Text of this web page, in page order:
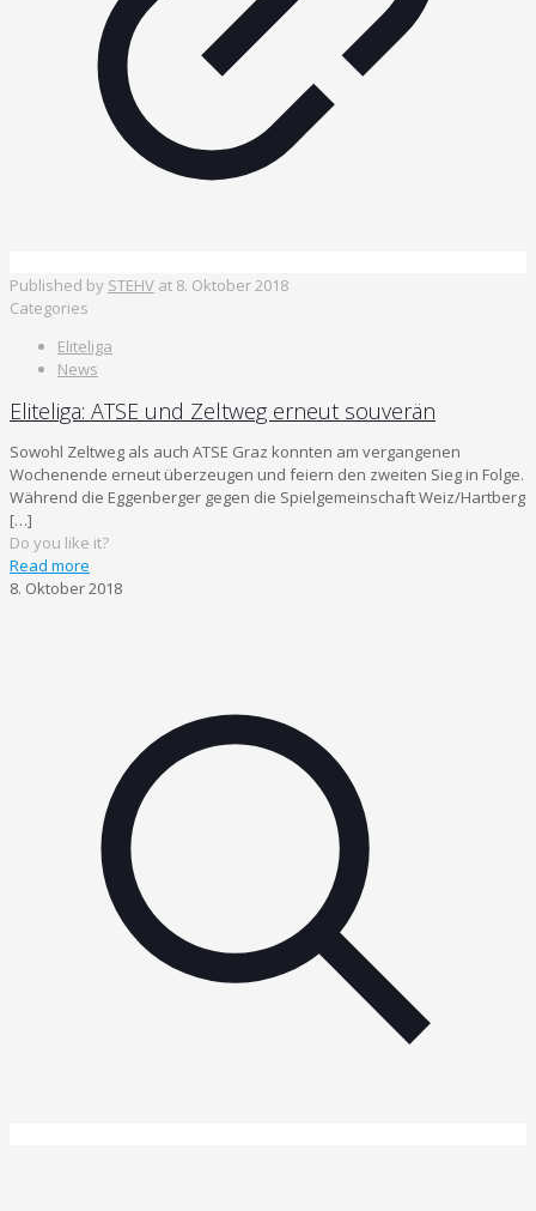
Published by STEHV at 8. Oktober 2018
Categories
Eliteliga
News
Eliteliga: ATSE und Zeltweg erneut souverän
Sowohl Zeltweg als auch ATSE Graz konnten am vergangenen
Wochenende erneut überzeugen und feiern den zweiten Sieg in Folge.
Während die Eggenberger gegen die Spielgemeinschaft Weiz/Hartberg
[…]
Do you like it?
Read more
8. Oktober 2018